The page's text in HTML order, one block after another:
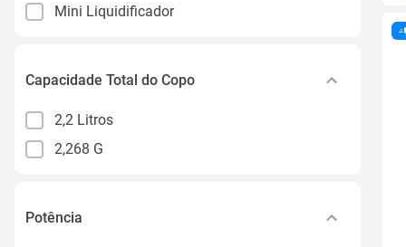
Mini Liquidificador
Capacidade Total do Copo
2,2 Litros
2,268 G
Potência